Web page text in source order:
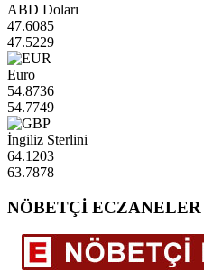
ABD Doları
47.6085
47.5229
Euro
54.8736
54.7749
İngiliz Sterlini
64.1203
63.7878
NÖBETÇİ ECZANELER